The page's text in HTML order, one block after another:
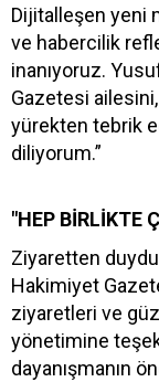
Dijitalleşen yeni
ve habercilik
inanıyoruz.
Gazetesi ailesini,
yürekten tebrik
diliyorum.”
"HEP BİRLİKTE
Ziyaretten
Hakimiyet
ziyaretleri ve
yönetimine
dayanışmanın